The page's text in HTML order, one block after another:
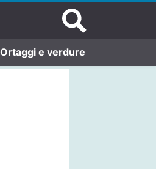
Ortaggi e verdure